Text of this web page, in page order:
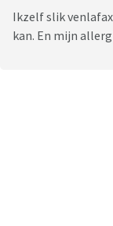
Ikzelf slik
kan. En mijn